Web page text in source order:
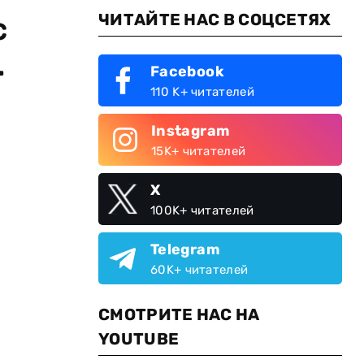
ЧИТАЙТЕ НАС В СОЦСЕТЯХ
Facebook
110 K+ читателей
Instagram
15K+ читателей
X
100K+ читателей
Telegram
60K+ читателей
СМОТРИТЕ НАС НА
YOUTUBE